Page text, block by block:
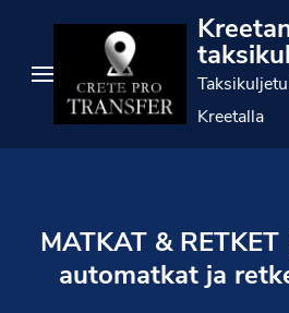
(paina
Kreetalla
MATKAT &
automatkat ja